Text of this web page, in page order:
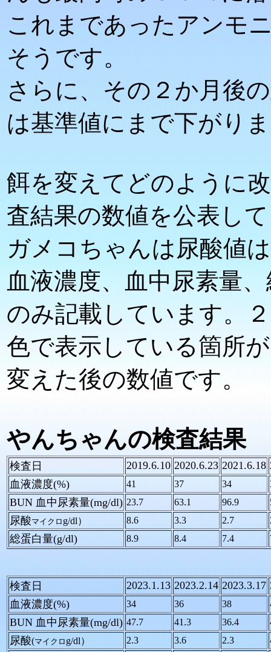
これまであったアンモ
そうです。
さらに、その２か月後
は基準値にまで下がり
餌を変えてどのように
査結果の数値を公表し
ガメコちゃんは尿酸値
血液濃度、血中尿素量
のみ記載しています。
色で表示している箇所
変えた後の数値です。
やんちゃんの検査結果
検査日 2019.6.10 2020.6.23 2021.6.18
血液濃度(%)
41 37 34
BUN 血中尿素量(mg/dl) 23.7 63.1 96.9
尿酸マイクロ g/dl） 8.6 3.3 2.7
総蛋白量(g/dl) 8.9 8.4 7.4
検査日 2023.1.13 2023.2.14 2023.3.17
血液濃度(%)
34 36 38
BUN 血中尿素量(mg/dl) 47.7 41.3 36.4
尿酸(マイクロ g/dl） 2.3 3.6 2.3